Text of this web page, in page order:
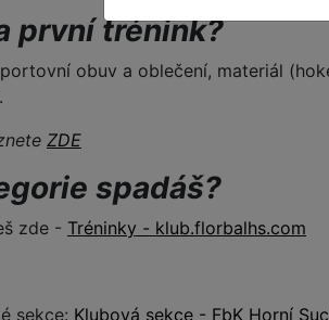
první trénink?
obuv a oblečení, materiál
ZDE
spadáš?
zde - Tréninky - klub.florbalhs.com
sekce: Klubová sekce - FbK Horní